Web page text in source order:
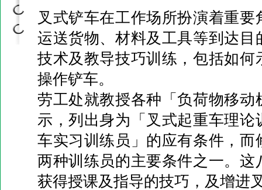
叉式铲车在工作场所扮演着重
运送货物、材料及工具等到达目
技术及教导技巧训练，包括如何
操作铲车。
劳工处就教授各种「负荷物移动
示，列出身为「叉式起重车理论
车实习训练员」的应有条件，而
两种训练员的主要条件之一。这
获得授课及指导的技巧，及增进